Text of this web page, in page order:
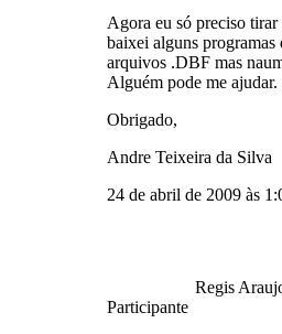
Agora eu só preciso tirar
baixei alguns programas
arquivos .DBF mas
Alguém pode me ajudar.
Obrigado,
Andre Teixeira da Silva
24 de abril de 2009 às
Regis
Participante